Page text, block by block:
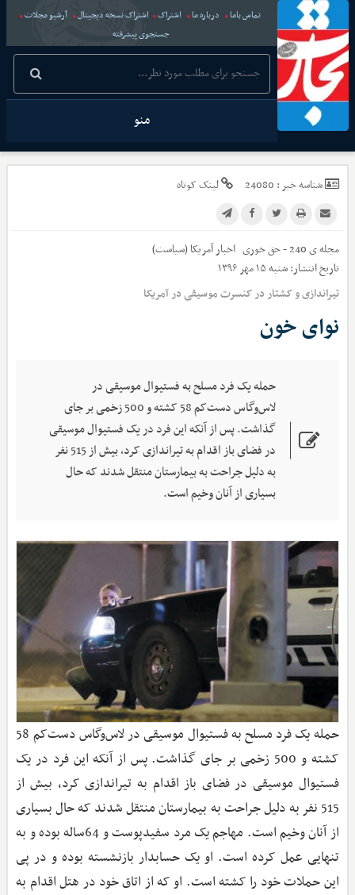
تماس باما درباره ما اشتراک اشتراک نسخه دیجیتال
آرشیو مجلات
جستجوی پیشرفته
منو
شناسه خبر : 24080 لینک کوتاه
مجله ی 240 - حق خوری اخبارآمریکا (سیاست)
تاریخ انتشار:شنبه ۱۵ مهر ۱۳۹۶
تیراندازی و کشتار در کنسرت موسیقی در آمریکا
نوای خون
حمله یک فرد مسلح به فستیوال موسیقی در
لاس‌وگاس دست‌کم 58 کشته و 500 زخمی بر جای
گذاشت. پس ‌از آنکه این فرد در یک فستیوال موسیقی
در فضای باز اقدام به تیراندازی کرد، بیش از 515 نفر
به دلیل جراحت به بیمارستان منتقل شدند که حال
بسیاری از آنان وخیم است.
حمله یک فرد مسلح به فستیوال موسیقی در لاس‌وگاس دست‌کم 58
کشته و 500 زخمی بر جای گذاشت. پس ‌از آنکه این فرد در یک
فستیوال موسیقی در فضای باز اقدام به تیراندازی کرد، بیش از
515 نفر به دلیل جراحت به بیمارستان منتقل شدند که حال بسیاری
از آنان وخیم است. مهاجم یک مرد سفیدپوست و 64‌ساله بوده و به
تنهایی عمل کرده است. او یک حسابدار بازنشسته بوده و در پی
این حملات خود را کشته است. او که از اتاق خود در هتل اقدام به